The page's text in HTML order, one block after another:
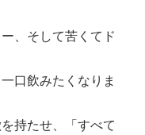
、そして苦くてド
口飲みたくなりま
持たせ、「すべて